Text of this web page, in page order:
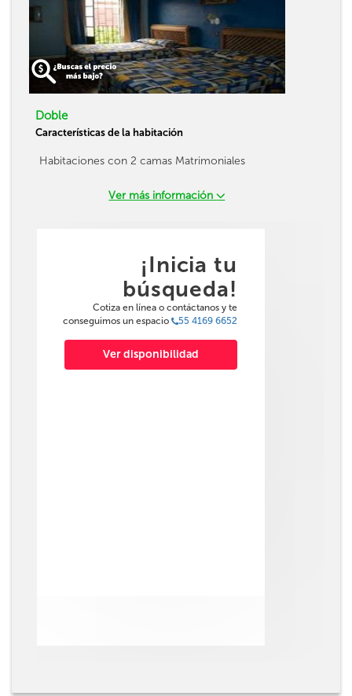
Doble
Características de la habitación
Habitaciones con 2 camas Matrimoniales
Ver más información
¡Inicia tu
búsqueda!
Cotiza en línea o contáctanos y te
conseguimos un espacio
55 4169 6652
Ver disponibilidad